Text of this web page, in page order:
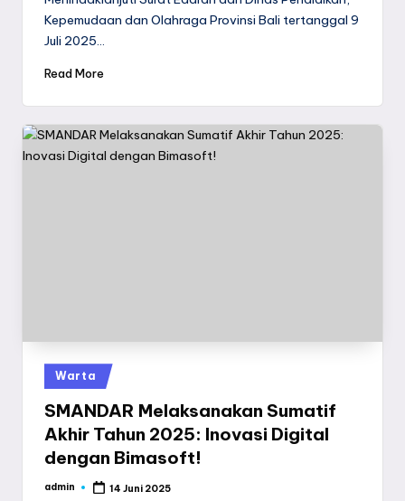
Kepemudaan dan Olahraga Provinsi Bali tertanggal 9
Juli 2025…
Read More
Posted
in
Warta
SMANDAR Melaksanakan Sumatif
Akhir Tahun 2025: Inovasi Digital
dengan Bimasoft!
Posted
admin 14 Juni 2025